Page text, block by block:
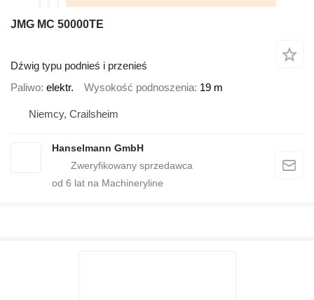
JMG MC 50000TE
Dźwig typu podnieś i przenieś
Paliwo elektr. Wysokość podnoszenia 19 m
Niemcy, Crailsheim
Hanselmann GmbH
od 6 lat na Machineryline